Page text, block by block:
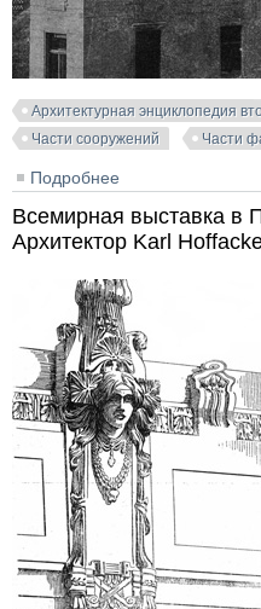
Архитектурная энциклопедия
Части сооружений
Части
Подробнее
Всемирная выставка в
Архитектор Karl